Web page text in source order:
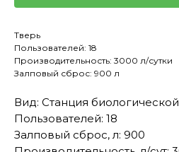
Тверь
Пользователей: 18
Производительность: 3000 л/сутки
Залповый сброс: 900 л
Вид: Станция
Пользователей: 18
Залповый сброс, л: 900